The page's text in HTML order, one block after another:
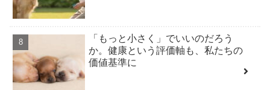
「もっと小さく」でいいのだろう
か。健康という評価軸も、私たちの
価値基準に